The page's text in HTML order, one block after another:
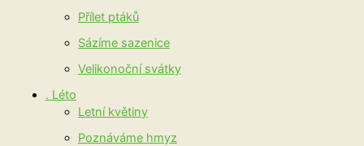
Přílet ptáků
Sázíme sazenice
Velikonoční svátky
. Léto
Letní květiny
Poznáváme hmyz